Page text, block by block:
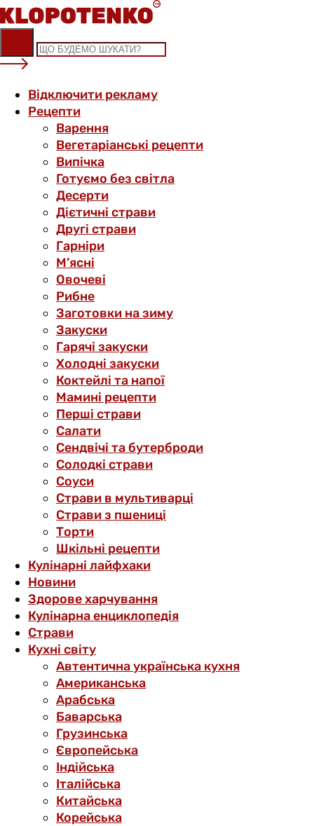
Skip
to
content
Відключити рекламу
Рецепти
Варення
Вегетаріанські рецепти
Випічка
Готуємо без світла
Десерти
Дієтичні страви
Другі страви
Гарніри
М’ясні
Овочеві
Рибне
Заготовки на зиму
Закуски
Гарячі закуски
Холодні закуски
Коктейлі та напої
Мамині рецепти
Перші страви
Салати
Сендвічі та бутерброди
Солодкі страви
Соуси
Страви в мультиварці
Страви з пшениці
Торти
Шкільні рецепти
Кулінарні лайфхаки
Новини
Здорове харчування
Кулінарна енциклопедія
Страви
Кухні світу
Автентична українська кухня
Американська
Арабська
Баварська
Грузинська
Європейська
Індійська
Італійська
Китайська
Корейська